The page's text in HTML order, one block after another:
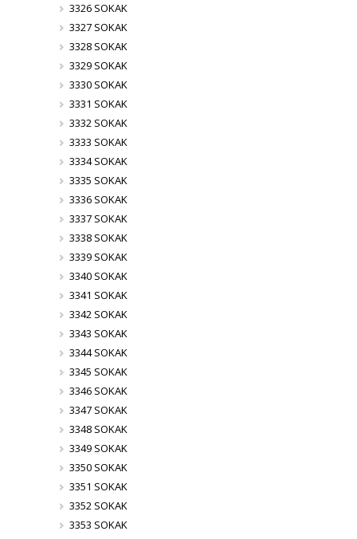
3326 SOKAK
3327 SOKAK
3328 SOKAK
3329 SOKAK
3330 SOKAK
3331 SOKAK
3332 SOKAK
3333 SOKAK
3334 SOKAK
3335 SOKAK
3336 SOKAK
3337 SOKAK
3338 SOKAK
3339 SOKAK
3340 SOKAK
3341 SOKAK
3342 SOKAK
3343 SOKAK
3344 SOKAK
3345 SOKAK
3346 SOKAK
3347 SOKAK
3348 SOKAK
3349 SOKAK
3350 SOKAK
3351 SOKAK
3352 SOKAK
3353 SOKAK